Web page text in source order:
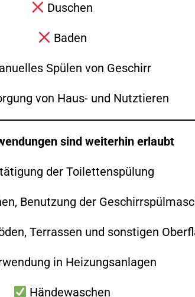
Alle Beiträge anzeigen
Duschen
Baden
Spülen von Geschirr
von Haus- und Nutztieren
sind weiterhin erlaubt
der Toilettenspülung
Benutzung der
Terrassen und sonstigen
in Heizungsanlagen
Händewaschen